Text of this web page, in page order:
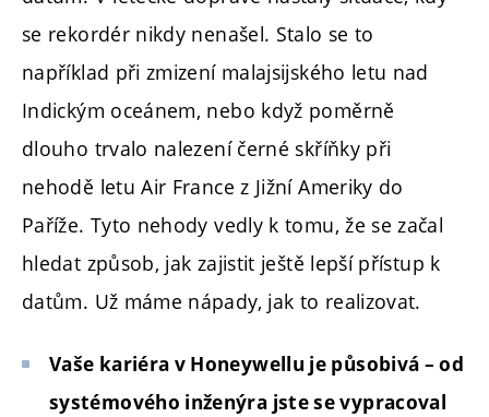
se rekordér nikdy nenašel. Stalo se to
například při zmizení malajsijského letu nad
Indickým oceánem, nebo když poměrně
dlouho trvalo nalezení černé skříňky při
nehodě letu Air France z Jižní Ameriky do
Paříže. Tyto nehody vedly k tomu, že se začal
hledat způsob, jak zajistit ještě lepší přístup k
datům. Už máme nápady, jak to realizovat.
Vaše kariéra v Honeywellu je působivá – od
systémového inženýra jste se vypracoval